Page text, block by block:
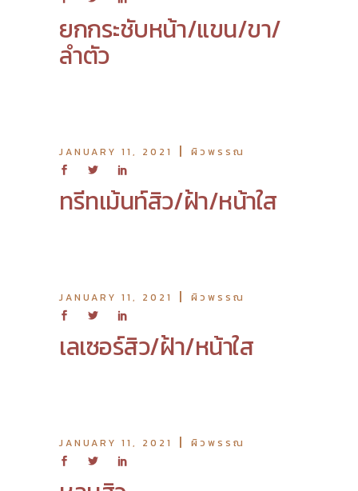
ยกกระชับหน้า/แขน/ขา/
ลำตัว
JANUARY 11, 2021 ผิวพรรณ
ทรีทเม้นท์สิว/ฝ้า/หน้าใส
JANUARY 11, 2021 ผิวพรรณ
เลเซอร์สิว/ฝ้า/หน้าใส
JANUARY 11, 2021 ผิวพรรณ